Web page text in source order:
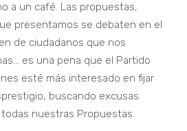
a un café. Las propuestas,
presentamos se debaten en el
de ciudadanos que nos
es una pena que el Partido
esté más interesado en fijar
buscando excusas
nuestras Propuestas.